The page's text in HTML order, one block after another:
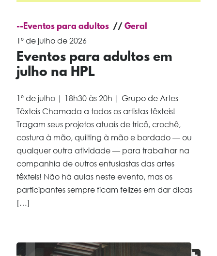
--Eventos para adultos
Geral
1º de julho de 2026
Eventos para adultos em
julho na HPL
1º de julho | 18h30 às 20h | Grupo de Artes
Têxteis Chamada a todos os artistas têxteis!
Tragam seus projetos atuais de tricô, crochê,
costura à mão, quilting à mão e bordado — ou
qualquer outra atividade — para trabalhar na
companhia de outros entusiastas das artes
têxteis! Não há aulas neste evento, mas os
participantes sempre ficam felizes em dar dicas
[…]